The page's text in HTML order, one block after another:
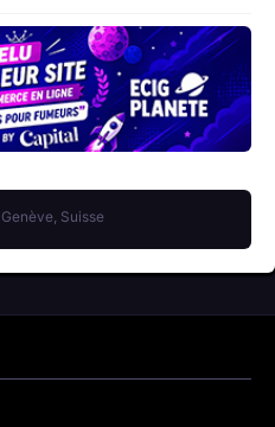
Genève, Suisse